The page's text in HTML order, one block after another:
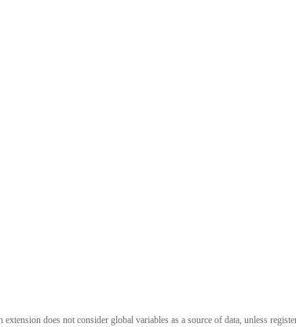
does not consider global variables as a source of data, unless